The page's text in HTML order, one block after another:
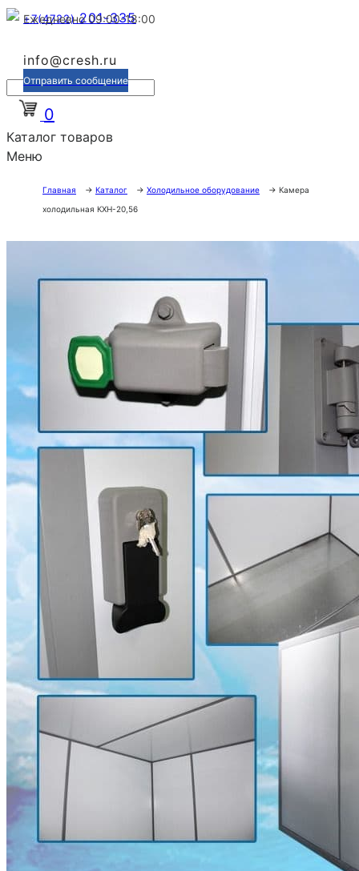
+7(4722)201-335
Ежедневно 09:00-18:00
info@cresh.ru
Отправить сообщение
0
Каталог товаров
Меню
Главная → Каталог → Холодильное оборудование → Камера
холодильная КХН-20,56